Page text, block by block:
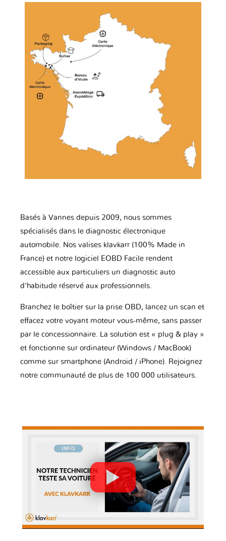
Basés à Vannes depuis 2009, nous sommes
spécialisés dans le diagnostic électronique
automobile. Nos valises klavkarr (100% Made in
France) et notre logiciel EOBD Facile rendent
accessible aux particuliers un diagnostic auto
d'habitude réservé aux professionnels.
Branchez le boîtier sur la prise OBD, lancez un scan et
effacez votre voyant moteur vous-même, sans passer
par le concessionnaire. La solution est « plug & play »
et fonctionne sur ordinateur (Windows / MacBook)
comme sur smartphone (Android / iPhone). Rejoignez
notre communauté de plus de 100 000 utilisateurs.